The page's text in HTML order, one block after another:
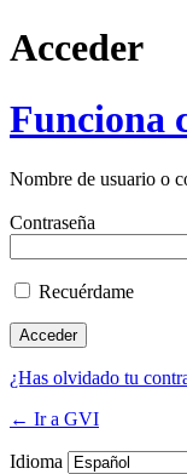
Acceder
Funciona
Nombre de usuario o
Contraseña
Recuérdame
¿Has olvidado tu
← Ir a GVI
Idioma